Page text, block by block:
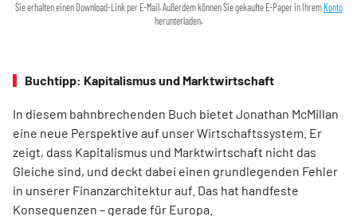
Sie erhalten einen Download-Link per E-Mail. Außerdem können Sie gekaufte E-Paper in IhremKonto
herunterladen.
Buchtipp: Kapitalismus und Marktwirtschaft
In diesem bahnbrechenden Buch bietet Jonathan McMillan
eine neue Perspektive auf unser Wirtschaftssystem. Er
zeigt, dass Kapitalismus und Marktwirtschaft nicht das
Gleiche sind, und deckt dabei einen grundlegenden Fehler
in unserer Finanzarchitektur auf. Das hat handfeste
Konsequenzen – gerade für Europa.